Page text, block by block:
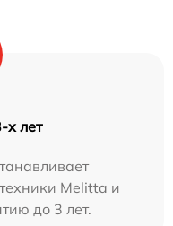
х лет
Melitta и
до 3 лет.